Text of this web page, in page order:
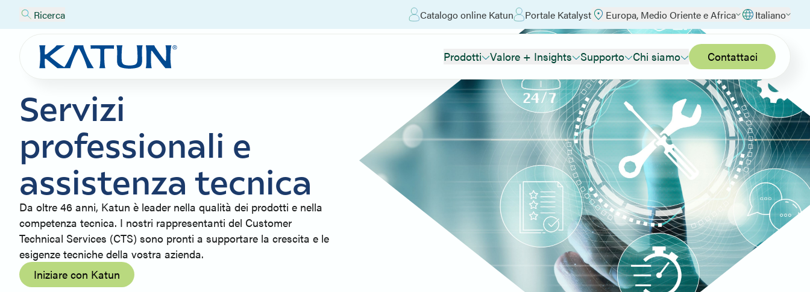
Ricerca Catalogo online Katun Portale Katalyst Europa, Medio Oriente e Africa Italiano
Prodotti Valore + Insights Supporto Chi siamo Contattaci
Servizi
professionali e
assistenza tecnica
Da oltre 46 anni, Katun è leader nella qualità dei prodotti e nella
competenza tecnica. I nostri rappresentanti del Customer
Technical Services (CTS) sono pronti a supportare la crescita e le
esigenze tecniche della vostra azienda.
Iniziare con Katun